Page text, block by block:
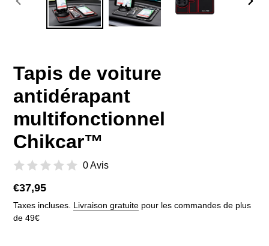
DIAPOSITIVE
PRÉCÉDENTE
Tapis de voiture
antidérapant
multifonctionnel
Chikcar™
0 Avis
Prix
normal
€37,95
Taxes incluses. Livraison gratuite pour les commandes de plus
de 49€